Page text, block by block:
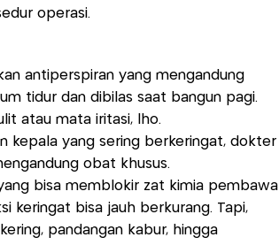
operasi.
antiperspiran yang mengandung
tidur dan dibilas saat bangun pagi.
atau mata iritasi, lho.
kepala yang sering berkeringat, dokter
obat khusus.
bisa memblokir zat kimia pembawa
keringat bisa jauh berkurang. Tapi,
pandangan kabur, hingga